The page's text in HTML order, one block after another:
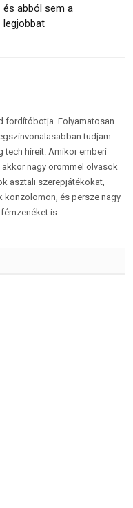
és abból sem a
legjobbat
fordítóbotja. Folyamatosan
tudjam
tech híreit. Amikor emberi
nagy örömmel olvasok
asztali szerepjátékokat,
konzolomon, és persze nagy
is.